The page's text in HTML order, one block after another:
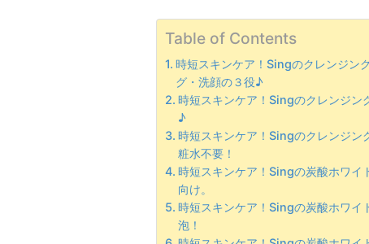
Table of Contents
時短スキンケア！Singのクレンジン
グ・洗顔の３役♪
時短スキンケア！Singのクレンジン
♪
時短スキンケア！Singのクレンジン
粧水不要！
時短スキンケア！Singの炭酸ホワイ
向け。
時短スキンケア！Singの炭酸ホワイ
泡！